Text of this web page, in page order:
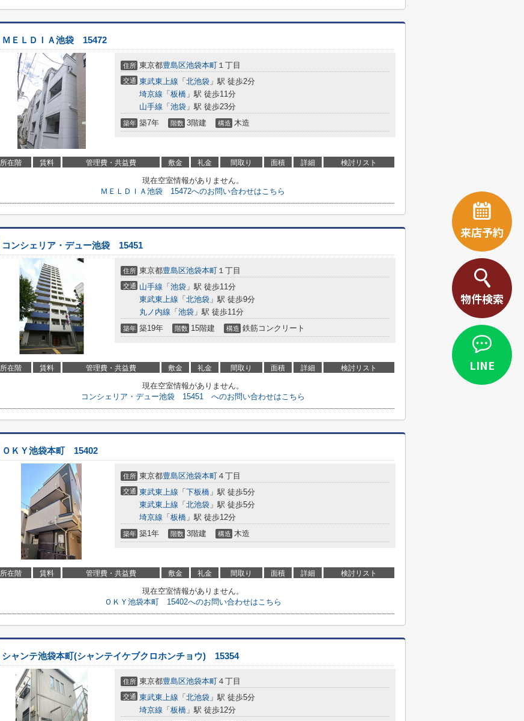
ＭＥＬＤＩＡ池袋 15472
住所 東京都豊島区池袋本町 １丁目
交通 東武東上線 「 北池袋 」駅 徒歩2分
埼京線 「 板橋 」駅 徒歩11分
山手線 「 池袋 」駅 徒歩23分
築年 築7年 階数 3階建 構造 木造
所在階 賃料 管理費・共益費 敷金 礼金 間取り 面積 詳細 検討リスト
現在空室情報がありません。
ＭＥＬＤＩＡ池袋 15472へのお問い合わせはこちら
コンシェリア・デュー池袋 15451
住所 東京都豊島区池袋本町 １丁目
交通 山手線 「 池袋 」駅 徒歩11分
東武東上線 「 北池袋 」駅 徒歩9分
丸ノ内線 「 池袋 」駅 徒歩11分
築年 築19年 階数 15階建 構造 鉄筋コンクリート
所在階 賃料 管理費・共益費 敷金 礼金 間取り 面積 詳細 検討リスト
現在空室情報がありません。
コンシェリア・デュー池袋 15451 へのお問い合わせはこちら
ＯＫＹ池袋本町 15402
住所 東京都豊島区池袋本町 ４丁目
交通 東武東上線 「 下板橋 」駅 徒歩5分
東武東上線 「 北池袋 」駅 徒歩5分
埼京線 「 板橋 」駅 徒歩12分
築年 築1年 階数 3階建 構造 木造
所在階 賃料 管理費・共益費 敷金 礼金 間取り 面積 詳細 検討リスト
現在空室情報がありません。
ＯＫＹ池袋本町 15402へのお問い合わせはこちら
シャンテ池袋本町(シャンテイケブクロホンチョウ) 15354
住所 東京都豊島区池袋本町 ４丁目
交通 東武東上線 「 北池袋 」駅 徒歩5分
埼京線 「 板橋 」駅 徒歩12分
来店予約
物件検索
LINE